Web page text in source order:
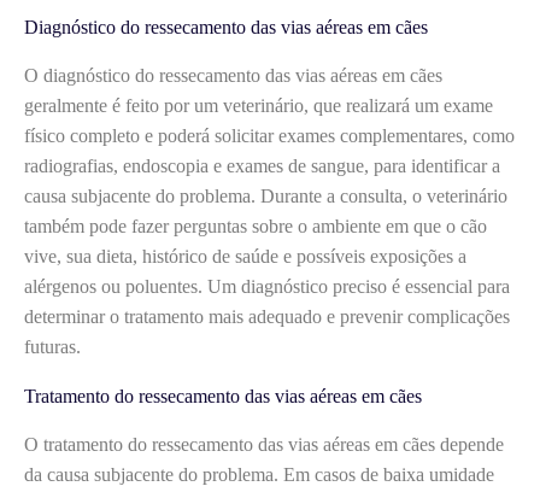
Diagnóstico do ressecamento das vias aéreas em cães
O diagnóstico do ressecamento das vias aéreas em cães
geralmente é feito por um veterinário, que realizará um exame
físico completo e poderá solicitar exames complementares, como
radiografias, endoscopia e exames de sangue, para identificar a
causa subjacente do problema. Durante a consulta, o veterinário
também pode fazer perguntas sobre o ambiente em que o cão
vive, sua dieta, histórico de saúde e possíveis exposições a
alérgenos ou poluentes. Um diagnóstico preciso é essencial para
determinar o tratamento mais adequado e prevenir complicações
futuras.
Tratamento do ressecamento das vias aéreas em cães
O tratamento do ressecamento das vias aéreas em cães depende
da causa subjacente do problema. Em casos de baixa umidade